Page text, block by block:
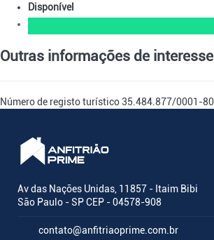
Disponível
Outras informações de interesse
Número de registo turístico 35.484.877/0001-80
Av das Nações Unidas, 11857 - Itaim Bibi
São Paulo - SP CEP - 04578-908
contato@anfitriaoprime.com.br